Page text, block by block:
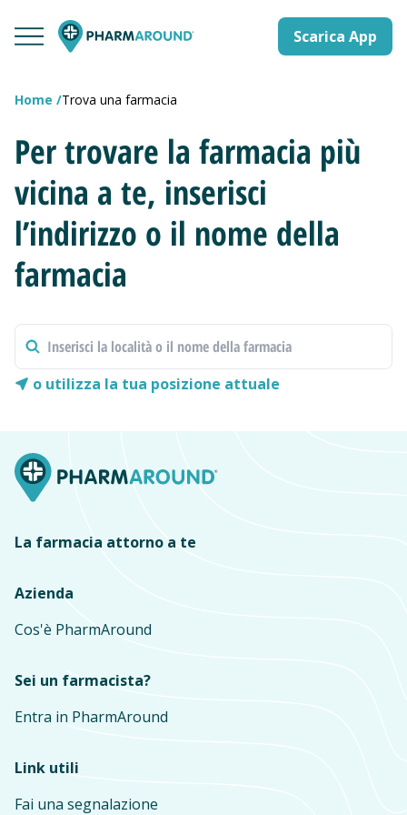
Scarica App
Home Trova una farmacia
Per trovare la farmacia più
vicina a te, inserisci
l’indirizzo o il nome della
farmacia
o utilizza la tua posizione attuale
La farmacia attorno a te
Azienda
Cos'è PharmAround
Sei un farmacista?
Entra in PharmAround
Link utili
Fai una segnalazione